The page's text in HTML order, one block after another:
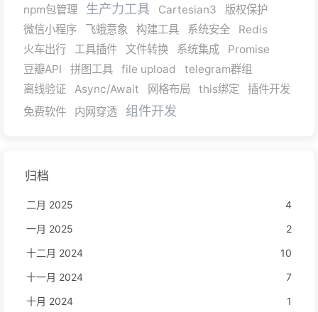
npm包管理
生产力工具 Cartesian3
版权保护
微信小程序
飞蛾意象 构建工具 系统安全
Redis
火车出行
工具插件 文件转换 系统集成
Promise
豆瓣API
拼图工具 file upload
telegram群组
离线验证
Async/Await 网格布局 this绑定
插件开发
免费软件
内网穿透 组件开发
归档
二月 2025
4
一月 2025
2
十二月 2024
10
十一月 2024
7
十月 2024
1